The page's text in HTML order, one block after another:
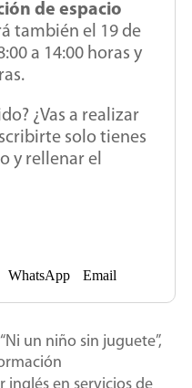
de espacio
también el 19 de
a 14:00 horas y
¿Vas a realizar
solo tienes
y rellenar el
WhatsApp Email
un niño sin juguete”,